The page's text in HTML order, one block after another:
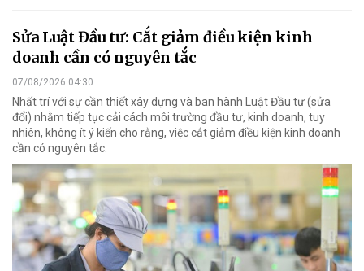
Sửa Luật Đầu tư: Cắt giảm điều kiện kinh
doanh cần có nguyên tắc
07/08/2026 04:30
Nhất trí với sự cần thiết xây dựng và ban hành Luật Đầu tư (sửa
đổi) nhằm tiếp tục cải cách môi trường đầu tư, kinh doanh, tuy
nhiên, không ít ý kiến cho rằng, việc cắt giảm điều kiện kinh doanh
cần có nguyên tắc.